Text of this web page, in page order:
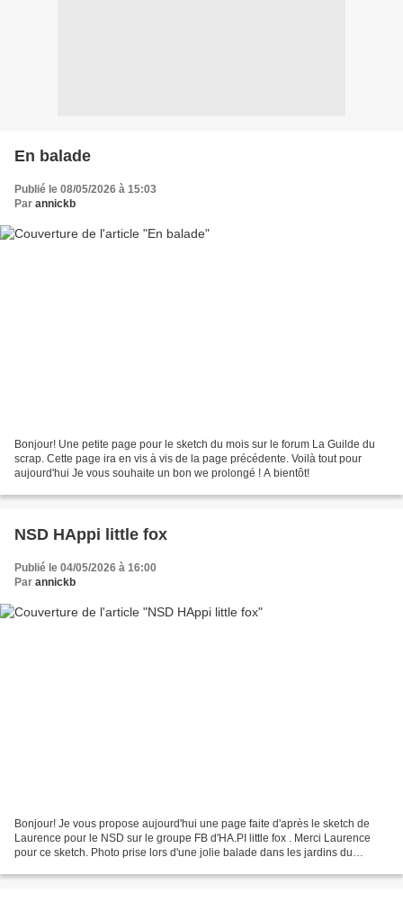
En balade
Publié le 08/05/2026 à 15:03
Par annickb
Bonjour! Une petite page pour le sketch du mois sur le forum La Guilde du
scrap. Cette page ira en vis à vis de la page précédente. Voilà tout pour
aujourd'hui Je vous souhaite un bon we prolongé ! A bientôt!
NSD HAppi little fox
Publié le 04/05/2026 à 16:00
Par annickb
Bonjour! Je vous propose aujourd'hui une page faite d'après le sketch de
Laurence pour le NSD sur le groupe FB d'HA.PI little fox . Merci Laurence
pour ce sketch. Photo prise lors d'une jolie balade dans les jardins du